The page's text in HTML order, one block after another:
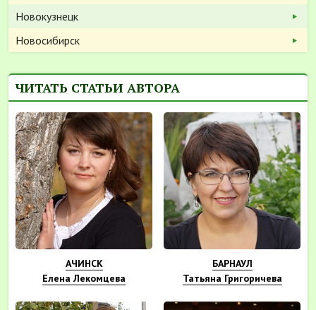
Новокузнецк
Новосибирск
ЧИТАТЬ СТАТЬИ АВТОРА
АЧИНСК
Елена Лекомцева
БАРНАУЛ
Татьяна Григоричева